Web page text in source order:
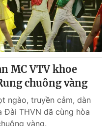
nếu không có sự chấp
VTV.vn khi phát hành lại
MC VTV khoe
chuông vàng
ngào, truyền cảm, dàn
Đài THVN đã cùng hòa
vàng.